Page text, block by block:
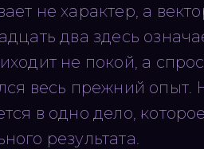
не характер, а
два здесь
не покой, а
весь прежний опыт.
в одно дело,
результата.